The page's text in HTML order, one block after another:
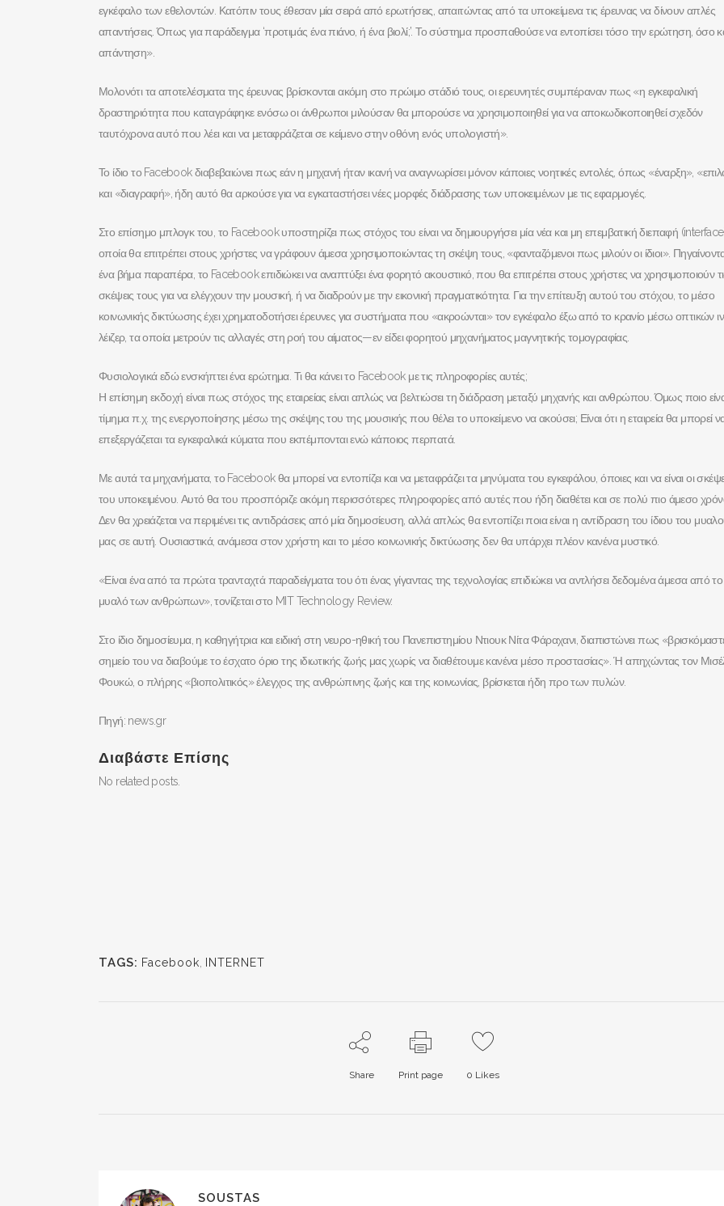
εγκέφαλο των εθελοντών. Κατόπιν τους έθεσαν μία σειρά από ερωτήσεις, απαιτώντας από τα υποκείμενα τις έρευνας να δίνουν απλές
απαντήσεις. Όπως για παράδειγμα ‘προτιμάς ένα πιάνο, ή ένα βιολί;’. Το σύστημα προσπαθούσε να εντοπίσει τόσο την ερώτηση, όσο
απάντηση».
Μολονότι τα αποτελέσματα της έρευνας βρίσκονται ακόμη στο πρώιμο στάδιό τους, οι ερευνητές συμπέραναν πως «η εγκεφαλική
δραστηριότητα που καταγράφηκε ενόσω οι άνθρωποι μιλούσαν θα μπορούσε να χρησιμοποιηθεί για να αποκωδικοποιηθεί σχεδόν
ταυτόχρονα αυτό που λέει και να μεταφράζεται σε κείμενο στην οθόνη ενός υπολογιστή».
Το ίδιο το Facebook διαβεβαιώνει πως εάν η μηχανή ήταν ικανή να αναγνωρίσει μόνον κάποιες νοητικές εντολές, όπως «έναρξη»,
και «διαγραφή», ήδη αυτό θα αρκούσε για να εγκαταστήσει νέες μορφές διάδρασης των υποκειμένων με τις εφαρμογές.
Στο επίσημο μπλογκ του, το Facebook υποστηρίζει πως στόχος του είναι να δημιουργήσει μία νέα και μη επεμβατική διεπαφή
οποία θα επιτρέπει στους χρήστες να γράφουν άμεσα χρησιμοποιώντας τη σκέψη τους, «φανταζόμενοι πως μιλούν οι ίδιοι».
ένα βήμα παραπέρα, το Facebook επιδιώκει να αναπτύξει ένα φορητό ακουστικό, που θα επιτρέπει στους χρήστες να χρησιμοποιούν
σκέψεις τους για να ελέγχουν την μουσική, ή να διαδρούν με την εικονική πραγματικότητα. Για την επίτευξη αυτού του στόχου, το μέσο
κοινωνικής δικτύωσης έχει χρηματοδοτήσει έρευνες για συστήματα που «ακροώνται» τον εγκέφαλο έξω από το κρανίο μέσω οπτικών
λέιζερ, τα οποία μετρούν τις αλλαγές στη ροή του αίματος—εν είδει φορητού μηχανήματος μαγνητικής τομογραφίας.
Φυσιολογικά εδώ ενσκήπτει ένα ερώτημα. Τι θα κάνει το Facebook με τις πληροφορίες αυτές;
Η επίσημη εκδοχή είναι πως στόχος της εταιρείας είναι απλώς να βελτιώσει τη διάδραση μεταξύ μηχανής και ανθρώπου. Όμως ποιο
τίμημα π.χ. της ενεργοποίησης μέσω της σκέψης του της μουσικής που θέλει το υποκείμενο να ακούσει; Είναι ότι η εταιρεία θα μπορεί
επεξεργάζεται τα εγκεφαλικά κύματα που εκπέμπονται ενώ κάποιος περπατά.
Με αυτά τα μηχανήματα, το Facebook θα μπορεί να εντοπίζει και να μεταφράζει τα μηνύματα του εγκεφάλου, όποιες και να είναι οι
του υποκειμένου. Αυτό θα του προσπόριζε ακόμη περισσότερες πληροφορίες από αυτές που ήδη διαθέτει και σε πολύ πιο άμεσο
Δεν θα χρειάζεται να περιμένει τις αντιδράσεις από μία δημοσίευση, αλλά απλώς θα εντοπίζει ποια είναι η αντίδραση του ίδιου του
μας σε αυτή. Ουσιαστικά, ανάμεσα στον χρήστη και το μέσο κοινωνικής δικτύωσης δεν θα υπάρχει πλέον κανένα μυστικό.
«Είναι ένα από τα πρώτα τρανταχτά παραδείγματα του ότι ένας γίγαντας της τεχνολογίας επιδιώκει να αντλήσει δεδομένα άμεσα από το
μυαλό των ανθρώπων», τονίζεται στο MIT Technology Review.
Στο ίδιο δημοσίευμα, η καθηγήτρια και ειδική στη νευρο-ηθική του Πανεπιστημίου Ντιουκ Νίτα Φάραχανι, διαπιστώνει πως
σημείο του να διαβούμε το έσχατο όριο της ιδιωτικής ζωής μας χωρίς να διαθέτουμε κανένα μέσο προστασίας». Ή απηχώντας τον
Φουκώ, ο πλήρης «βιοπολιτικός» έλεγχος της ανθρώπινης ζωής και της κοινωνίας, βρίσκεται ήδη προ των πυλών.
Πηγή: news.gr
Διαβάστε Επίσης
No related posts.
TAGS: Facebook INTERNET
Share Print page 0 Likes
SOUSTAS